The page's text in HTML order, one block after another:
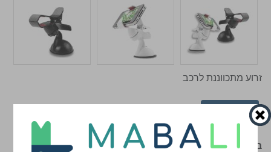
זרוע מתכווננת לרכב
בחר צבע *